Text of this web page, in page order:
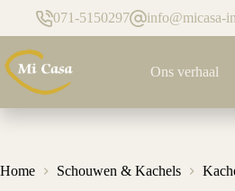
de
inhoud
071-5150297 info@micasa-
Ons verhaal
Home Schouwen & Kachels